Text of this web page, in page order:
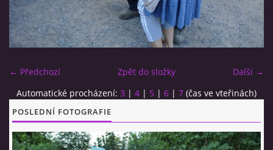
VIDLÁCKÝ VÍCEBOJ 2020 - VIDEO
CO SI U NÁS DÁTE?
STUDENÁ KUCHYNĚ
FOTOALBUM
← Předchozí Další →
Zpět do složky
Automatické procházení: 3 | 4 | 5 | 6 | 7 (čas ve vteřinách)
POSLEDNÍ FOTOGRAFIE